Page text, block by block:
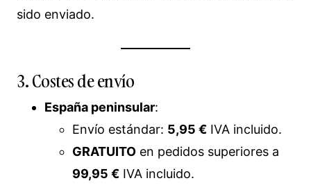
sido enviado.
3. Costes de envío
España peninsular:
Envío estándar: 5,95 € IVA incluido.
GRATUITO en pedidos superiores a
99,95 € IVA incluido.